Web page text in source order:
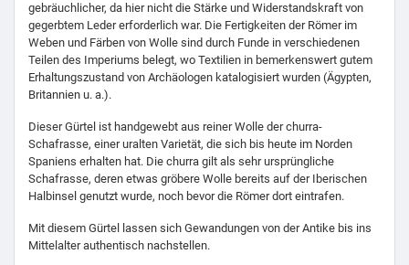
gebräuchlicher, da hier nicht die Stärke und Widerstandskraft von
gegerbtem Leder erforderlich war. Die Fertigkeiten der Römer im
Weben und Färben von Wolle sind durch Funde in verschiedenen
Teilen des Imperiums belegt, wo Textilien in bemerkenswert gutem
Erhaltungszustand von Archäologen katalogisiert wurden (Ägypten,
Britannien u. a.).
Dieser Gürtel ist handgewebt aus reiner Wolle der churra-
Schafrasse, einer uralten Varietät, die sich bis heute im Norden
Spaniens erhalten hat. Die churra gilt als sehr ursprüngliche
Schafrasse, deren etwas gröbere Wolle bereits auf der Iberischen
Halbinsel genutzt wurde, noch bevor die Römer dort eintrafen.
Mit diesem Gürtel lassen sich Gewandungen von der Antike bis ins
Mittelalter authentisch nachstellen.